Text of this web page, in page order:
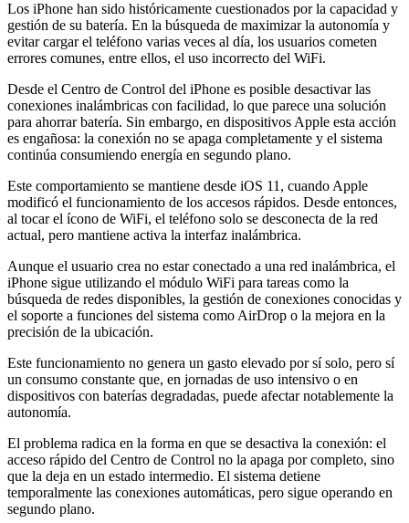
Los iPhone han sido históricamente cuestionados por la capacidad y
gestión de su batería. En la búsqueda de maximizar la autonomía y
evitar cargar el teléfono varias veces al día, los usuarios cometen
errores comunes, entre ellos, el uso incorrecto del WiFi.
Desde el Centro de Control del iPhone es posible desactivar las
conexiones inalámbricas con facilidad, lo que parece una solución
para ahorrar batería. Sin embargo, en dispositivos Apple esta acción
es engañosa: la conexión no se apaga completamente y el sistema
continúa consumiendo energía en segundo plano.
Este comportamiento se mantiene desde iOS 11, cuando Apple
modificó el funcionamiento de los accesos rápidos. Desde entonces,
al tocar el ícono de WiFi, el teléfono solo se desconecta de la red
actual, pero mantiene activa la interfaz inalámbrica.
Aunque el usuario crea no estar conectado a una red inalámbrica, el
iPhone sigue utilizando el módulo WiFi para tareas como la
búsqueda de redes disponibles, la gestión de conexiones conocidas y
el soporte a funciones del sistema como AirDrop o la mejora en la
precisión de la ubicación.
Este funcionamiento no genera un gasto elevado por sí solo, pero sí
un consumo constante que, en jornadas de uso intensivo o en
dispositivos con baterías degradadas, puede afectar notablemente la
autonomía.
El problema radica en la forma en que se desactiva la conexión: el
acceso rápido del Centro de Control no la apaga por completo, sino
que la deja en un estado intermedio. El sistema detiene
temporalmente las conexiones automáticas, pero sigue operando en
segundo plano.